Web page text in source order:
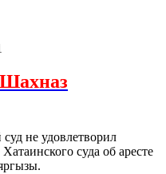
Шахназ
не удовлетворил
суда об аресте